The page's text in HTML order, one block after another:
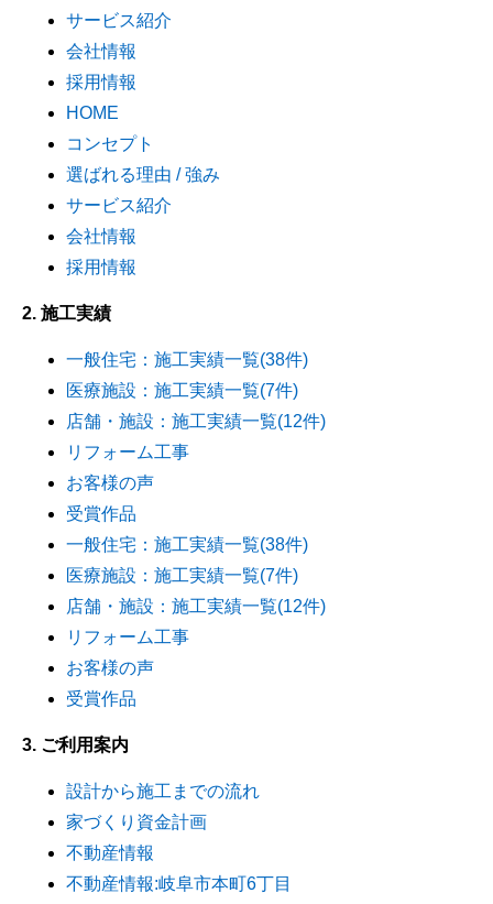
サービス紹介
会社情報
採用情報
HOME
コンセプト
選ばれる理由 / 強み
サービス紹介
会社情報
採用情報
2. 施工実績
一般住宅：施工実績一覧(38件)
医療施設：施工実績一覧(7件)
店舗・施設：施工実績一覧(12件)
リフォーム工事
お客様の声
受賞作品
一般住宅：施工実績一覧(38件)
医療施設：施工実績一覧(7件)
店舗・施設：施工実績一覧(12件)
リフォーム工事
お客様の声
受賞作品
3. ご利用案内
設計から施工までの流れ
家づくり資金計画
不動産情報
不動産情報:岐阜市本町6丁目